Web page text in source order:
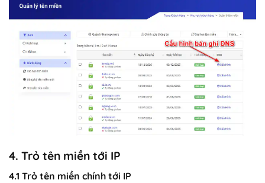
4. Trỏ tên miền tới IP
4.1 Trỏ tên miền chính tới IP